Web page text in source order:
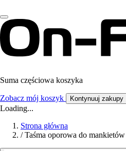
Suma częściowa koszyka
Zobacz mój koszyk Kontynuuj zakupy
Loading...
Strona główna
/ Taśma oporowa do